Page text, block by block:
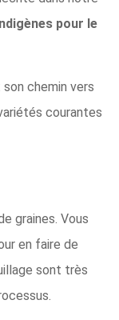
pour le
chemin vers
courantes
graines. Vous
en faire de
sont très